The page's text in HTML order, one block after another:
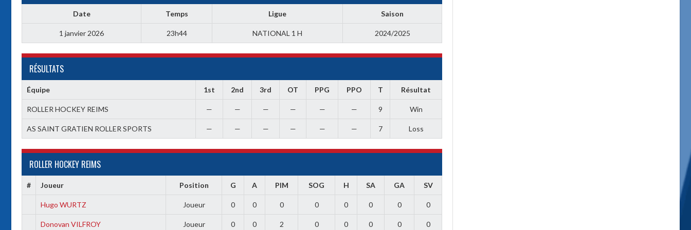
Date Temps Ligue Saison
1 janvier 2026 23h44 NATIONAL 1 H 2024/2025
RÉSULTATS
Équipe 1st 2nd 3rd OT PPG PPO T Résultat
ROLLER HOCKEY REIMS — — — — — — 9 Win
AS SAINT GRATIEN ROLLER SPORTS — — — — — — 7 Loss
ROLLER HOCKEY REIMS
# Joueur Position G A PIM SOG H SA GA SV
Hugo WURTZ Joueur 0 0 0 0 0 0 0 0
Donovan VILFROY Joueur 0 0 2 0 0 0 0 0